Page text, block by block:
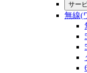
サー
無線(